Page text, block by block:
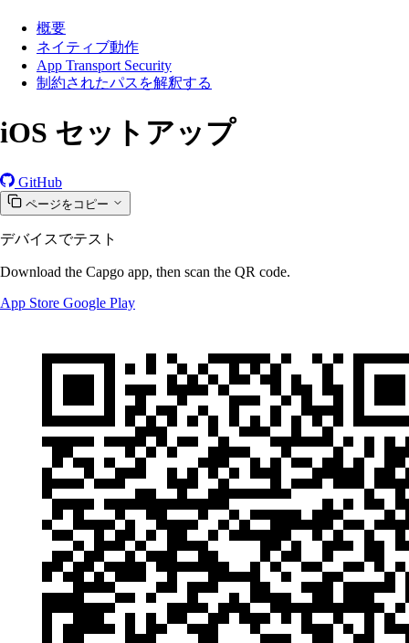
概要
ネイティブ動作
App Transport Security
制約されたパスを解釈する
iOS セットアップ
GitHub
ページをコピー
デバイスでテスト
Download the Capgo app, then scan the QR code.
App Store Google Play